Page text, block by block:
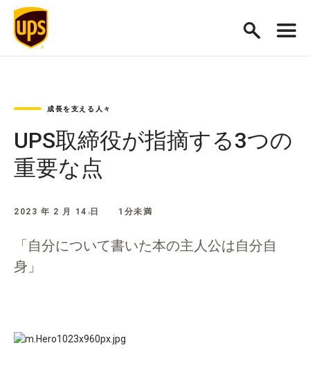
成長を支える人々
UPS取締役が指摘する3つの
重要な点
2023 年 2 月 14 日 1分未満
「自分について書いた本の主人公は自分自
身」